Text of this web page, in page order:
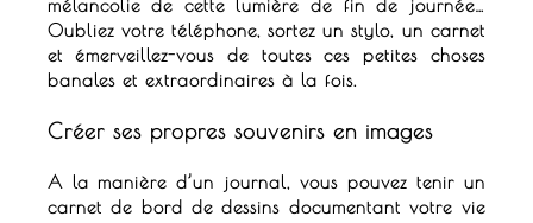
mélancolie de cette lumière de fin de journée…
Oubliez votre téléphone, sortez un stylo, un carnet
et émerveillez-vous de toutes ces petites choses
banales et extraordinaires à la fois.
Créer ses propres souvenirs en images
A la manière d’un journal, vous pouvez tenir un
carnet de bord de dessins documentant votre vie